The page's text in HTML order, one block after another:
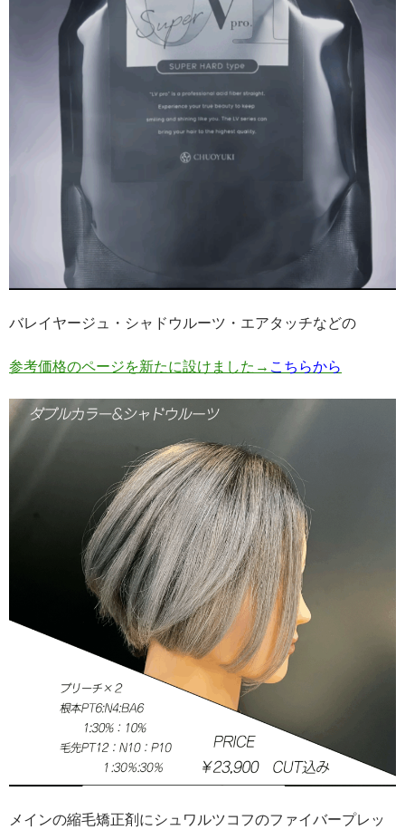
バレイヤージュ・シャドウルーツ・エアタッチなどの
参考価格のページを新たに設けました→ こちらから
メインの縮毛矯正剤にシュワルツコフのファイバープレッ